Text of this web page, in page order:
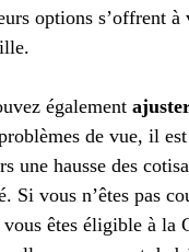
options s’offrent à
également
de vue, il
une hausse des
Si vous n’êtes pas
êtes éligible à